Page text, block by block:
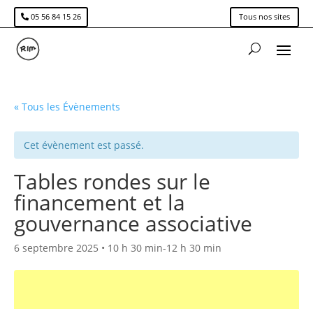
05 56 84 15 26 Tous nos sites
« Tous les Évènements
Cet évènement est passé.
Tables rondes sur le
financement et la
gouvernance associative
6 septembre 2025 • 10 h 30 min-12 h 30 min